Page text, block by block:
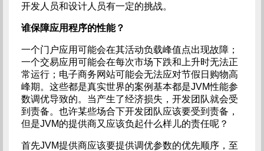
开发人员和设计人员有一定的挑战。
谁保障应用程序的性能？
一个门户应用可能会在其活动负载峰值点出现故障；
一个交易应用可能会在每次市场下跌和上升时无法正
常运行；电子商务网站可能会无法应对节假日购物高
峰期。这些都是真实世界的案例基本都是JVM性能参
数调优导致的。当产生了经济损失，开发团队就会受
到责备。也许某些场合下开发团队应该要受到责备，
但是JVM的提供商又应该负起什么样儿的责任呢？
首先JVM提供商应该要提供调优参数的优先顺序，至